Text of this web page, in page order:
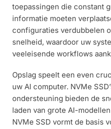
toepassingen die constant
informatie moeten
configuraties verdubbelen
snelheid, waardoor uw
veeleisende workflows
Opslag speelt een even
uw AI computer. NVMe
ondersteuning bieden de
laden van grote AI-
NVMe SSD vormt de basis